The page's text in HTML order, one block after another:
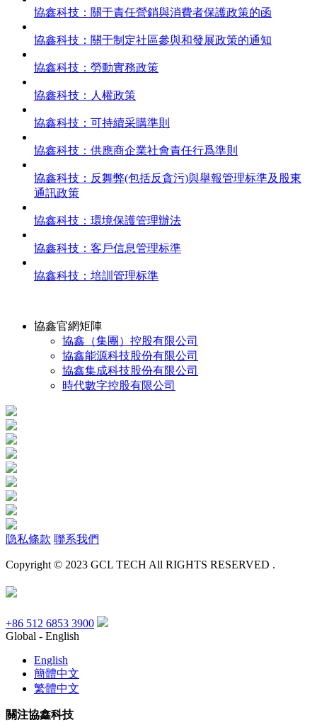
協鑫科技：關于責任營銷與消費者保護政策的函
協鑫科技：關于制定社區參與和發展政策的通知
協鑫科技：勞動實務政策
協鑫科技：人權政策
協鑫科技：可持續采購準則
協鑫科技：供應商企業社會責任行爲準則
協鑫科技：反舞弊(包括反貪污)與舉報管理标準及股東
通訊政策
協鑫科技：環境保護管理辦法
協鑫科技：客戶信息管理标準
協鑫科技：培訓管理标準
協鑫官網矩陣
協鑫（集團）控股有限公司
協鑫能源科技股份有限公司
協鑫集成科技股份有限公司
時代數字控股有限公司
隐私條款 聯系我們
Copyright © 2023 GCL TECH All RIGHTS RESERVED .
+86 512 6853 3900
Global - English
English
簡體中文
繁體中文
關注協鑫科技